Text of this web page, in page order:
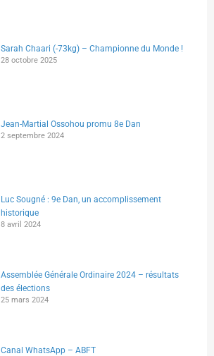
Sarah Chaari (-73kg) – Championne du Monde !
28 octobre 2025
Jean-Martial Ossohou promu 8e Dan
2 septembre 2024
Luc Sougné : 9e Dan, un accomplissement
historique
8 avril 2024
Assemblée Générale Ordinaire 2024 – résultats
des élections
25 mars 2024
Canal WhatsApp – ABFT